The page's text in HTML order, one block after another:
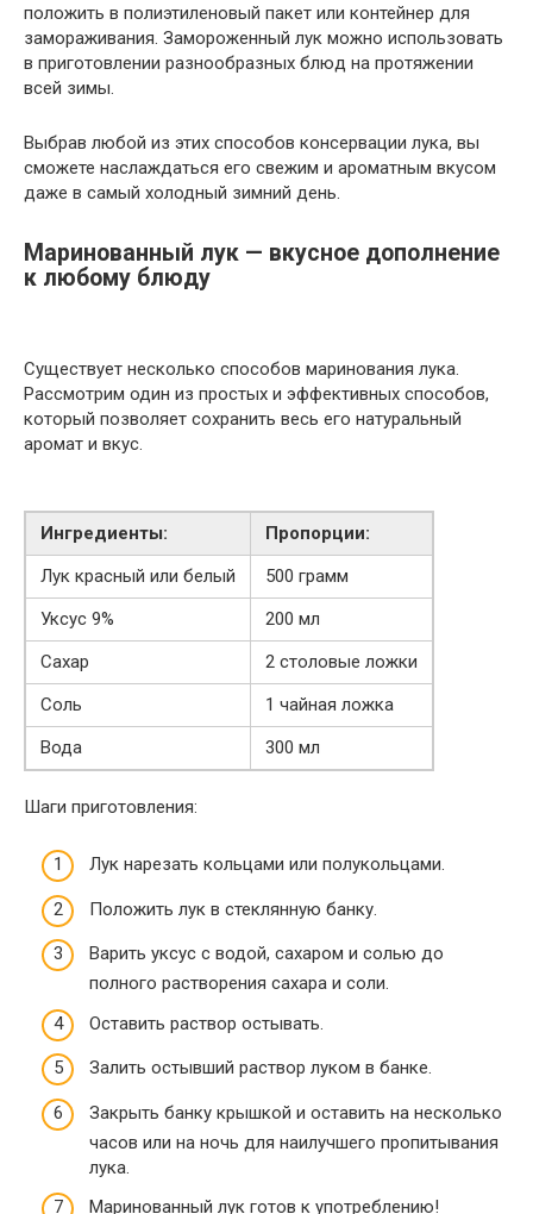
положить в полиэтиленовый пакет или контейнер для
замораживания. Замороженный лук можно использовать
в приготовлении разнообразных блюд на протяжении
всей зимы.
Выбрав любой из этих способов консервации лука, вы
сможете наслаждаться его свежим и ароматным вкусом
даже в самый холодный зимний день.
Маринованный лук — вкусное дополнение
к любому блюду
Существует несколько способов маринования лука.
Рассмотрим один из простых и эффективных способов,
который позволяет сохранить весь его натуральный
аромат и вкус.
Ингредиенты:
Пропорции:
Лук красный или белый
500 грамм
Уксус 9%
200 мл
Сахар
2 столовые ложки
Соль
1 чайная ложка
Вода
300 мл
Шаги приготовления:
Лук нарезать кольцами или полукольцами.
Положить лук в стеклянную банку.
Варить уксус с водой, сахаром и солью до
полного растворения сахара и соли.
Оставить раствор остывать.
Залить остывший раствор луком в банке.
Закрыть банку крышкой и оставить на несколько
часов или на ночь для наилучшего пропитывания
лука.
Маринованный лук готов к употреблению!